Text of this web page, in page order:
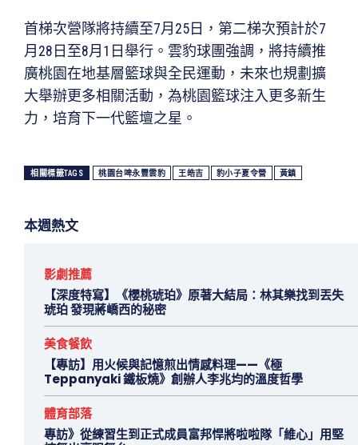
首梯次營隊將持續至7月25日，第二梯次預計於7
月28日至8月1日舉行。雲豹球團強調，將持續推
廣桃園在地基層籃球與全民運動，未來也規劃擴
大舉辦更多相關活動，為桃園籃球注入更多新生
力，培育下一代籃壇之星。
相關標籤TAGS 桃園台啤永豐雲豹 王皓吉 豹小子夏令營 黃鎮
本週熱文
影劇推薦
【深度特寫】《櫻桃琥珀》原著大結局：林其樂找到丟失
琥珀 發現蔣嶠西的秘密
美食餐飲
【專訪】用火候與記憶煎出情感料理——《極
Teppanyaki 鐵板燒》創辦人李兆均的溫度哲學
體育部落
專訪》從練習生到正式成員富邦悍將啦啦隊「維心」用堅